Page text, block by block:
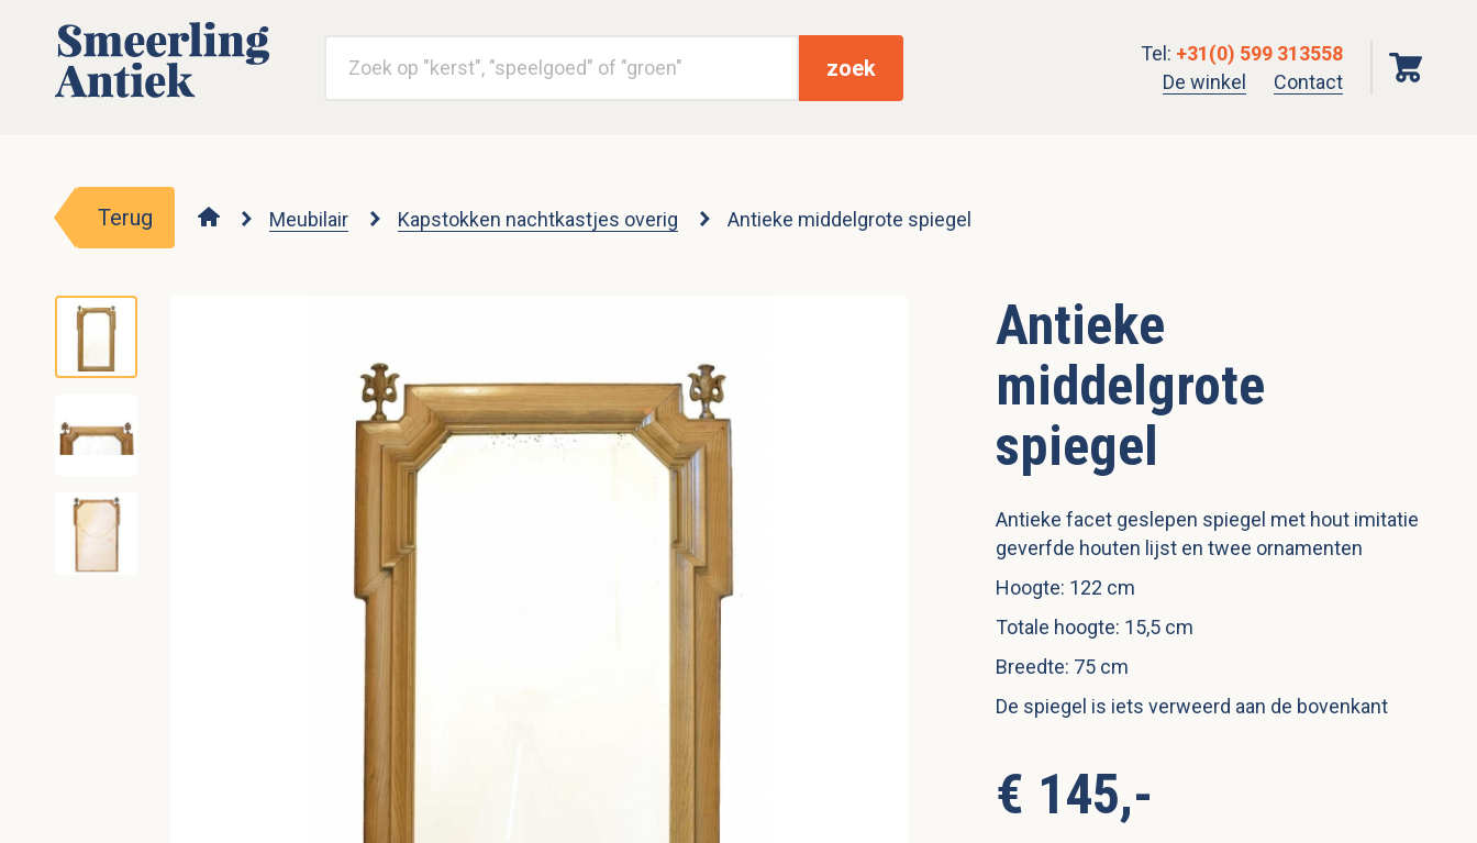
zoek
Tel: +31(0) 599 313558
De winkel
Contact
Terug Meubilair Kapstokken nachtkastjes overig Antieke middelgrote spiegel
Antieke
middelgrote
spiegel
Antieke facet geslepen spiegel met hout imitatie
geverfde houten lijst en twee ornamenten
Hoogte: 122 cm
Totale hoogte: 15,5 cm
Breedte: 75 cm
De spiegel is iets verweerd aan de bovenkant
€ 145,-